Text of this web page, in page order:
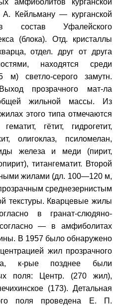
А. Кейльману — курганской
Уфалейского
(блока). Отд. кристаллы
отдел. друг от друга
находятся среди
м) светло-серого замутн.
прозрачного мат-ла
жильной массы. Из
этого типа отмечаются
гётит, гидрогетит,
олигоклаз, псиломелан,
железа и меди (пирит,
титангематит. Второй
жилами (дл. 100—120 м,
среднезернистым
текстуры. Кварцевые жилы
в гранат-слюдяно-
— в амфиболитах
В 1957 было обнаружено
жил прозрачного
к-рые позднее были
поля: Центр. (270 жил),
(173). Детальная
поля проведена Е. П.